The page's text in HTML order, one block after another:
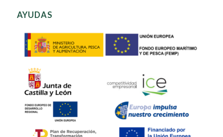
AYUDAS